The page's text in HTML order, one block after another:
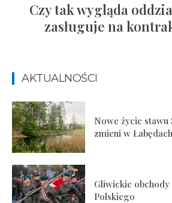
Czy tak wygląda
zasługuje na
AKTUALNOŚCI
Nowe życie stawu
zmieni w
Gliwickie obchody
Polskiego